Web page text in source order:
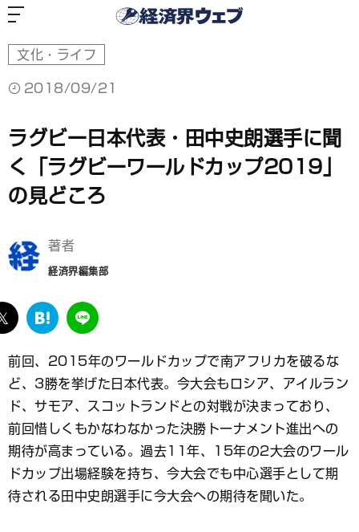
文化・ライフ
2018/09/21
ラグビー日本代表・田中史朗選手に聞
く「ラグビーワールドカップ2019」
の見どころ
著者
経済界編集部
twitter
は
な
ッ
ク
マ
ー
ク
LINE
前回、2015年のワールドカップで南アフリカを破るな
ど、3勝を挙げた日本代表。今大会もロシア、アイルラン
ド、サモア、スコットランドとの対戦が決まっており、
前回惜しくもかなわなかった決勝トーナメント進出への
期待が高まっている。過去11年、15年の2大会のワール
ドカップ出場経験を持ち、今大会でも中心選手として期
待される田中史朗選手に今大会への期待を聞いた。